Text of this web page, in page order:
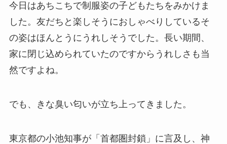
今日はあちこちで制服姿の子どもたちをみかけま
した。友だちと楽しそうにおしゃべりしているそ
の姿はほんとうにうれしそうでした。長い期間、
家に閉じ込められていたのですからうれしさも当
然ですよね。
でも、きな臭い匂いが立ち上ってきました。
東京都の小池知事が「首都圏封鎖」に言及し、神